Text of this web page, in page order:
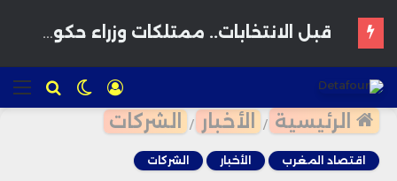
للبحث الوضع
المظلم
تسجيل
الدخول
الرئيسية / الأخبار / الشركات
اقتصاد المغرب الأخبار الشركات